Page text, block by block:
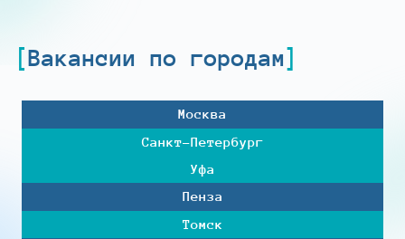
Вакансии по городам
Москва
Санкт-Петербург
Уфа
Пенза
Томск